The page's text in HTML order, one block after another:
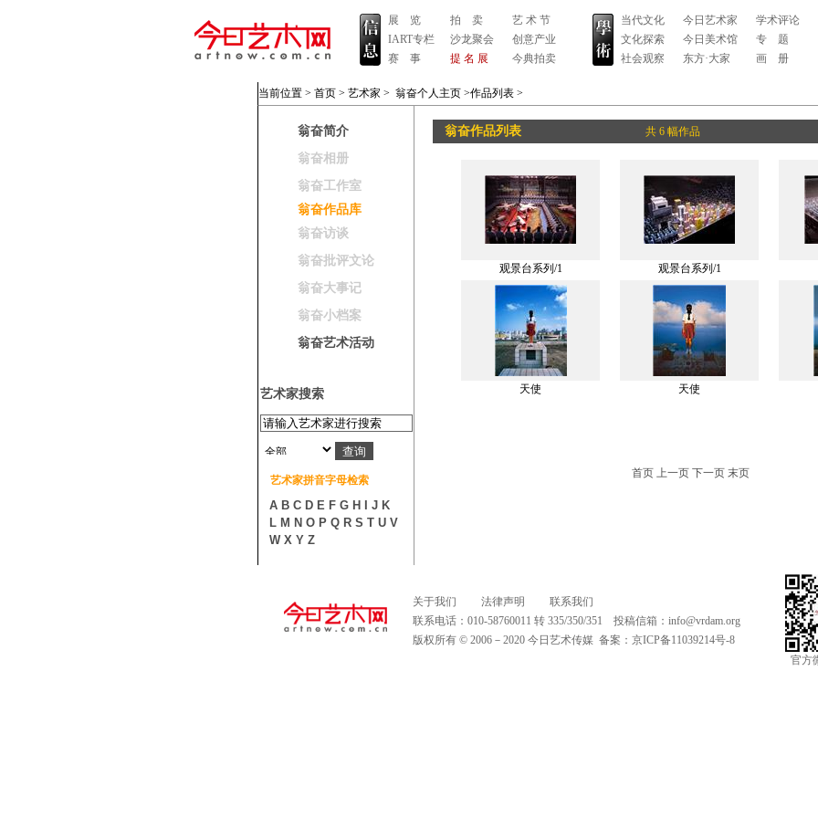
展 览
IART专栏
赛 事
拍 卖
沙龙聚会
提 名 展
艺 术 节
创意产业
今典拍卖
当代文化
文化探索
社会观察
今日艺术家
今日美术馆
东方·大家
学术评论
专 题
画 册
当前位置 > 首页 > 艺术家 > 翁奋个人主页 >作品列表 >
翁奋简介
翁奋相册
翁奋工作室
翁奋作品库
翁奋访谈
翁奋批评文论
翁奋大事记
翁奋小档案
翁奋艺术活动
艺术家搜索
艺术家拼音字母检索
A B C D E F G H J K
L M N O P Q R S T U V
W X Y Z
翁奋作品列表 共 6 幅作品
观景台系列/1 观景台系列/1
天使 天使
首页 上一页 下一页 末页
关于我们 法律声明
联系我们
联系电话：010-58760011 转 335/350/351 投稿信箱： info@vrdam.org
版权所有 © 2006－2020 今日艺术传媒 备案： 京ICP备11039214号-8
官方